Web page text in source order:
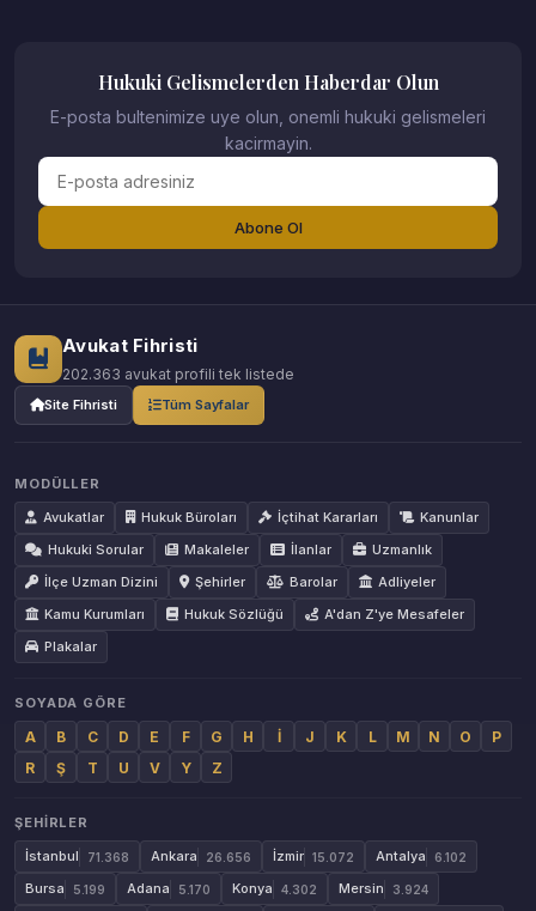
Hukuki Gelismelerden Haberdar Olun
E-posta bultenimize uye olun, onemli hukuki gelismeleri
kacirmayin.
Abone Ol
Avukat Fihristi
202.363 avukat profili tek listede
Site Fihristi Tüm Sayfalar
MODÜLLER
Avukatlar
Hukuk Büroları İçtihat Kararları
Kanunlar
Hukuki Sorular
Makaleler İlanlar
Uzmanlık
İlçe Uzman Dizini
Şehirler Barolar
Adliyeler
Kamu Kurumları
Hukuk Sözlüğü
A'dan Z'ye Mesafeler
Plakalar
SOYADA GÖRE
A B C D E F G H İ J K L M N O
P
R
Ş T U V Y Z
ŞEHIRLER
İstanbul
71.368 Ankara 26.656 İzmir 15.072 Antalya 6.102
Bursa 5.199 Adana 5.170 Konya 4.302 Mersin 3.924